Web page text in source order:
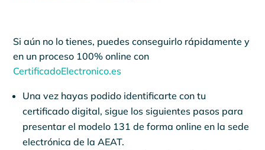
Si aún no lo tienes, puedes conseguirlo rápidamente y
en un proceso 100% online con
CertificadoElectronico.es
Una vez hayas podido identificarte con tu
certificado digital, sigue los siguientes pasos para
presentar el modelo 131 de forma online en la sede
electrónica de la AEAT.